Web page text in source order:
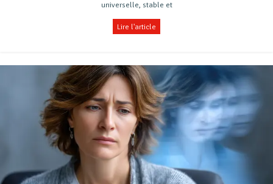
universelle, stable et
Lire l'article